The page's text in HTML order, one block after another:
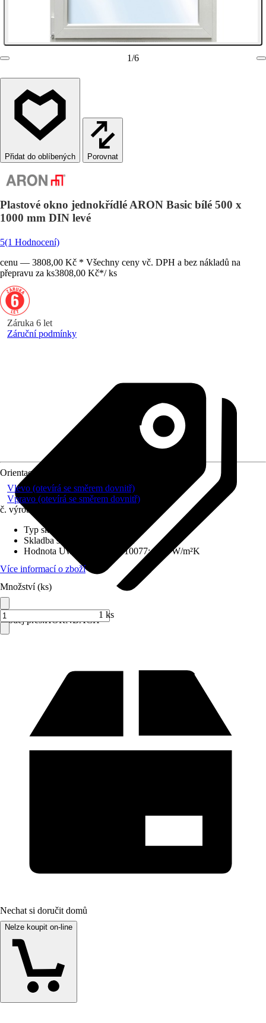
1/6
Porovnat
Plastové okno jednokřídlé ARON Basic bílé 500 x
1000 mm DIN levé
5(1 Hodnocení)
cenu — 3808,00 Kč * Všechny ceny vč. DPH a bez nákladů na
přepravu za ks3808,00 Kč*/ ks
Záruka 6 let
Záruční podmínky
Prodej přes:HORNBACH
Orientace
Vlevo (otevírá se směrem dovnitř)
Vpravo (otevírá se směrem dovnitř)
č. výrobku
Typ skla
Skladba skla
Trojitě zasklené
Hodnota Uw dle DIN EN 10077:0,98 W/m²K
Více informací o zboží
Množství (ks)
1 ks
Nechat si doručit domů
Nelze koupit on-line